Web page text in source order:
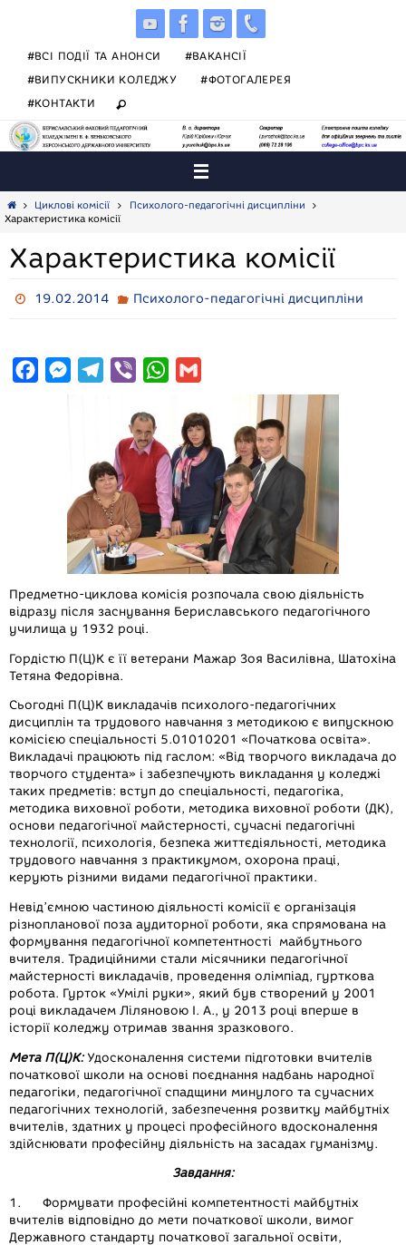
#ВСІ ПОДІЇ ТА АНОНСИ
#ВАКАНСІЇ
#ВИПУСКНИКИ КОЛЕДЖУ
#ФОТОГАЛЕРЕЯ
#КОНТАКТИ
HomeЦиклові комісії
Психолого-педагогічні дисципліни
Характеристика комісії
Характеристика комісії
19.02.2014 Психолого-педагогічні дисципліни
M
n
e
r
g
r
a
m
b
e
W
s
A
p
p
a
i
l
Предметно-циклова комісія розпочала свою діяльність
відразу після заснування Бериславського педагогічного
училища у 1932 році.
Гордістю П(Ц)К є її ветерани Мажар Зоя Василівна, Шатохіна
Тетяна Федорівна.
Сьогодні П(Ц)К викладачів психолого-педагогічних
дисциплін та трудового навчання з методикою є випускною
комісією спеціальності 5.01010201 «Початкова освіта».
Викладачі працюють під гаслом: «Від творчого викладача до
творчого студента» і забезпечують викладання у коледжі
таких предметів: вступ до спеціальності, педагогіка,
методика виховної роботи, методика виховної роботи (ДК),
основи педагогічної майстерності, сучасні педагогічні
технології, психологія, безпека життєдіяльності, методика
трудового навчання з практикумом, охорона праці,
керують різними видами педагогічної практики.
Невід’ємною частиною діяльності комісії є організація
різнопланової поза аудиторної роботи, яка спрямована на
формування педагогічної компетентності майбутнього
вчителя. Традиційними стали місячники педагогічної
майстерності викладачів, проведення олімпіад, гурткова
робота. Гурток «Умілі руки», який був створений у 2001
році викладачем Ліляновою І. А., у 2013 році вперше в
історії коледжу отримав звання зразкового.
Мета П(Ц)К: Удосконалення системи підготовки вчителів
початкової школи на основі поєднання надбань народної
педагогіки, педагогічної спадщини минулого та сучасних
педагогічних технологій, забезпечення розвитку майбутніх
вчителів, здатних у процесі професійного вдосконалення
здійснювати професійну діяльність на засадах гуманізму.
Завдання:
1. Формувати професійні компетентності майбутніх
вчителів відповідно до мети початкової школи, вимог
Державного стандарту початкової загальної освіти,